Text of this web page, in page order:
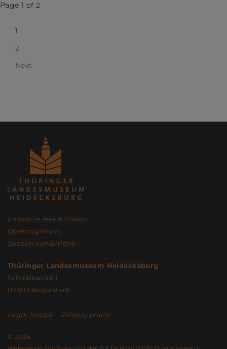
Page 1 of 2
1
2
Next
Entrance fees & tickets
Opening hours
Special exhibitions
Thüringer Landesmuseum Heidecksburg
Schloßbezirk 1
07407 Rudolstadt
Legal Notice Privacy policy
© 2026